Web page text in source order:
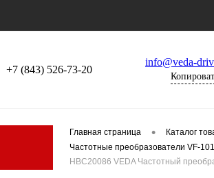
+7 (843) 526-73-20
info@veda-
Главная страница • Каталог
Частотные преобразователи VF-
HBC20086 VEDA Частотный